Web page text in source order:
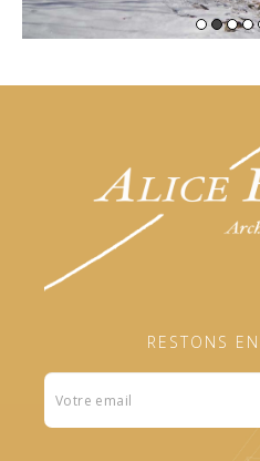
RESTONS
Formulaire
footer